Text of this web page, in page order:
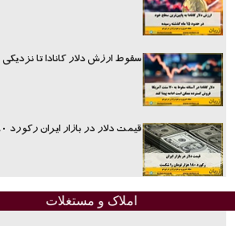
سقوط ارزش دلار کانادا تا نزدیکی ۷۰ سنت آمریکا
قیمت دلار در بازار ایران رکورد ۱۸۰ هزار تومان را شکست
املاک و مستغلات